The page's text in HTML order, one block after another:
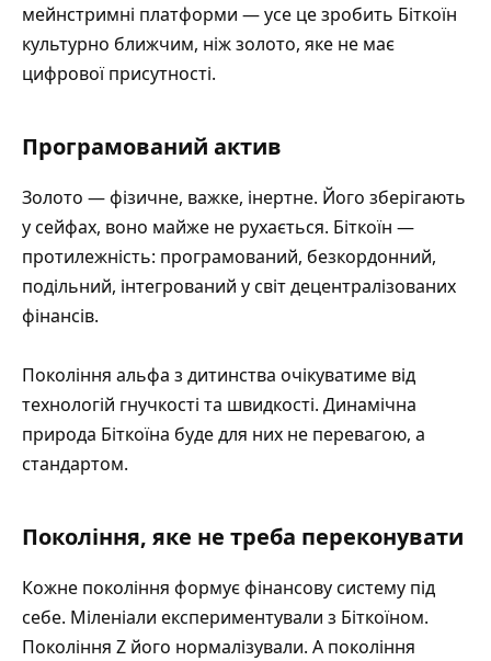
мейнстримні платформи — усе це зробить Біткоїн
культурно ближчим, ніж золото, яке не має
цифрової присутності.
Програмований актив
Золото — фізичне, важке, інертне. Його зберігають
у сейфах, воно майже не рухається. Біткоїн —
протилежність: програмований, безкордонний,
подільний, інтегрований у світ децентралізованих
фінансів.
Покоління альфа з дитинства очікуватиме від
технологій гнучкості та швидкості. Динамічна
природа Біткоїна буде для них не перевагою, а
стандартом.
Покоління, яке не треба переконувати
Кожне покоління формує фінансову систему під
себе. Міленіали експериментували з Біткоїном.
Покоління Z його нормалізували. А покоління